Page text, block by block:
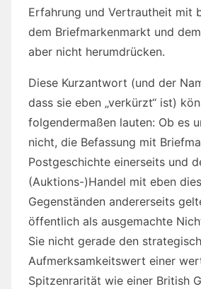
Erfahrung und Vertrautheit mit
dem Briefmarkenmarkt und
aber nicht herumdrücken.
Diese Kurzantwort (und der
dass sie eben „verkürzt“ ist)
folgendermaßen lauten: Ob es
nicht, die Befassung mit
Postgeschichte einerseits und
(Auktions-)Handel mit eben
Gegenständen andererseits
öffentlich als ausgemachte
Sie nicht gerade den
Aufmerksamkeitswert einer
Spitzenrarität wie einer British